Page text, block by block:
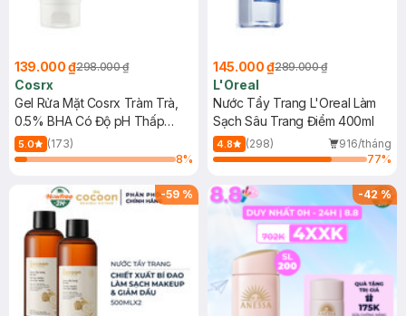
139.000 ₫298.000 ₫
Cosrx
Gel Rửa Mặt Cosrx Tràm Trà,
0.5% BHA Có Độ pH Thấp
150ml
5.0
(173)
8%
145.000 ₫289.000 ₫
L'Oreal
Nước Tẩy Trang L'Oreal Làm
Sạch Sâu Trang Điểm 400ml
4.8 (298)
916/tháng
77%
-59 % -42%